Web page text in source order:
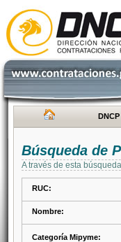
DNCP
Búsqueda de
A través de esta
RUC:
Nombre:
Categoría Mipyme: